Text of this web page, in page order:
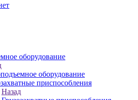
оборудование
оборудование
приспособления
Назад